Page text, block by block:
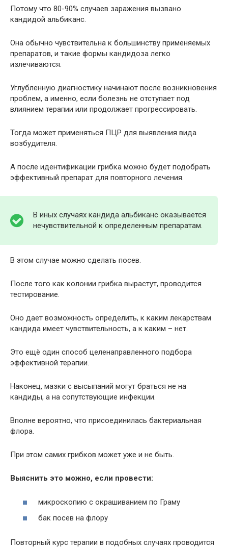
Потому что 80-90% случаев заражения вызвано
кандидой альбиканс.
Она обычно чувствительна к большинству применяемых
препаратов, и такие формы кандидоза легко
излечиваются.
Углубленную диагностику начинают после возникновения
проблем, а именно, если болезнь не отступает под
влиянием терапии или продолжает прогрессировать.
Тогда может применяться ПЦР для выявления вида
возбудителя.
А после идентификации грибка можно будет подобрать
эффективный препарат для повторного лечения.
В иных случаях кандида альбиканс оказывается
нечувствительной к определенным препаратам.
В этом случае можно сделать посев.
После того как колонии грибка вырастут, проводится
тестирование.
Оно дает возможность определить, к каким лекарствам
кандида имеет чувствительность, а к каким – нет.
Это ещё один способ целенаправленного подбора
эффективной терапии.
Наконец, мазки с высыпаний могут браться не на
кандиды, а на сопутствующие инфекции.
Вполне вероятно, что присоединилась бактериальная
флора.
При этом самих грибков может уже и не быть.
Выяснить это можно, если провести:
микроскопию с окрашиванием по Граму
бак посев на флору
Повторный курс терапии в подобных случаях проводится